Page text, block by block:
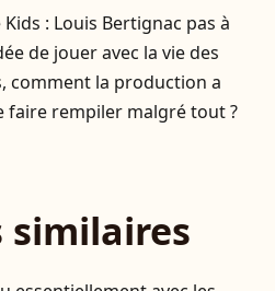
Kids : Louis Bertignac pas à
de jouer avec la vie des
comment la production a
faire rempiler malgré tout ?
similaires